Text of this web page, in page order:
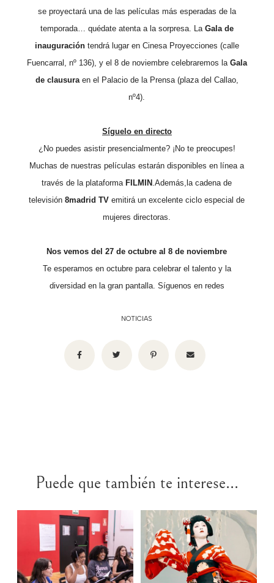
se proyectará una de las películas más esperadas de la
temporada… quédate atenta a la sorpresa. La Gala de
inauguracióntendrá lugar en Cinesa Proyecciones (calle
Fuencarral, nº 136), y el 8 de noviembre celebraremos laGala
de clausuraen el Palacio de la Prensa (plaza del Callao,
nº4).
Síguelo en directo
¿No puedes asistir presencialmente? ¡No te preocupes!
Muchas de nuestras películas estarán disponibles en línea a
través de la plataformaFILMIN .Además,la cadena de
televisión8madrid TV emitirá un excelente ciclo especial de
mujeres directoras.
Nos vemos del 27 de octubre al 8 de noviembre
Te esperamos en octubre para celebrar el talento y la
diversidad en la gran pantalla. Síguenos en redes
NOTICIAS
Puede que también te interese...